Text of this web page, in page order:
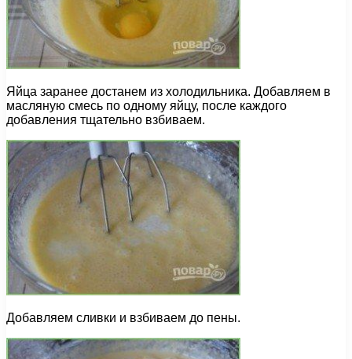
Яйца заранее достанем из холодильника. Добавляем в
масляную смесь по одному яйцу, после каждого
добавления тщательно взбиваем.
Добавляем сливки и взбиваем до пены.